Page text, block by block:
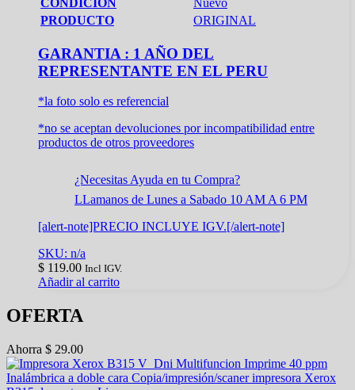
PRODUCTO
ORIGINAL
GARANTIA : 1 AÑO DEL
REPRESENTANTE EN EL PERU
*la foto solo es referencial
*no se aceptan devoluciones por incompatibilidad entre
productos de otros proveedores
¿Necesitas Ayuda en tu Compra?
LLamanos de Lunes a Sabado 10 AM A 6 PM
[alert-note]PRECIO INCLUYE IGV.[/alert-note]
SKU: n/a
$ 119.00 Incl IGV.
Añadir al carrito
OFERTA
Ahorra $ 29.00